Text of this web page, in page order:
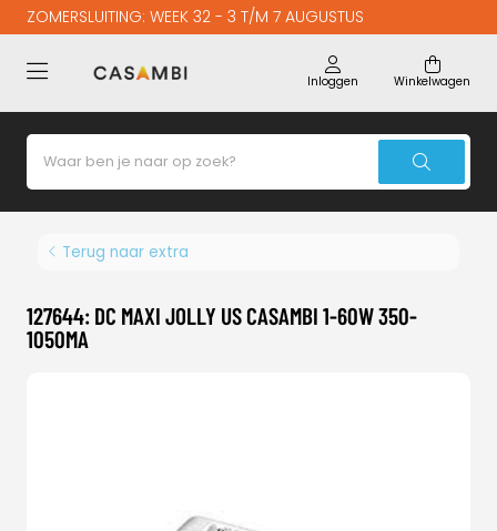
ZOMERSLUITING: WEEK 32 - 3 T/M 7 AUGUSTUS
Inloggen Winkelwagen
Terug naar extra
127644: DC MAXI JOLLY US CASAMBI 1-60W 350-
1050MA